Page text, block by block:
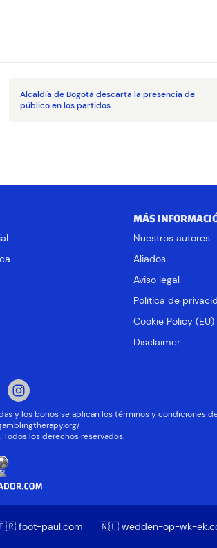
Alcaldía de Bogotá descarta la presencia de
público en los partidos
MÁS
Nuestros autores
Aliados
Aviso legal
Política de
Cookie Policy (EU)
Disclaimer
y los bonos se aplican los términos y condiciones
los derechos reservados.
foot-paul.com 🇳🇱 wedden-op-wk-